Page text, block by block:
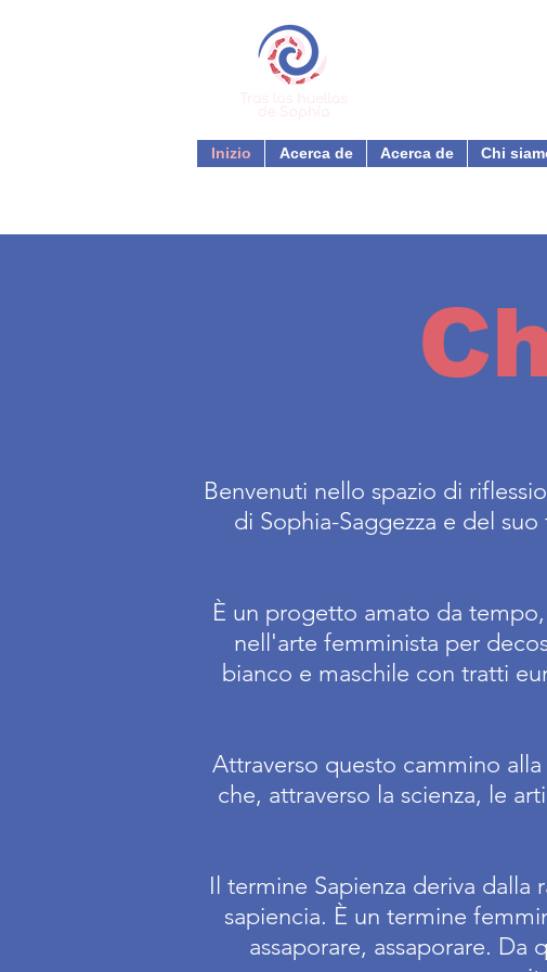
Inizio Acerca de Acerca de Chi
Benvenuti nello spazio di
di Sophia-Saggezza e del
È un progetto amato da
nell'arte femminista per
bianco e maschile con tratti
Attraverso questo cammino
che, attraverso la scienza, le
Il termine Sapienza deriva
sapiencia. È un termine
assaporare, assaporare. Da